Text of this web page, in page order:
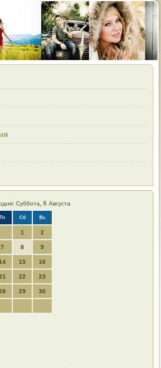
Суббота, 8 Августа
Пт Сб Вс
1 2
7 8 9
15 16
22 23
29 30